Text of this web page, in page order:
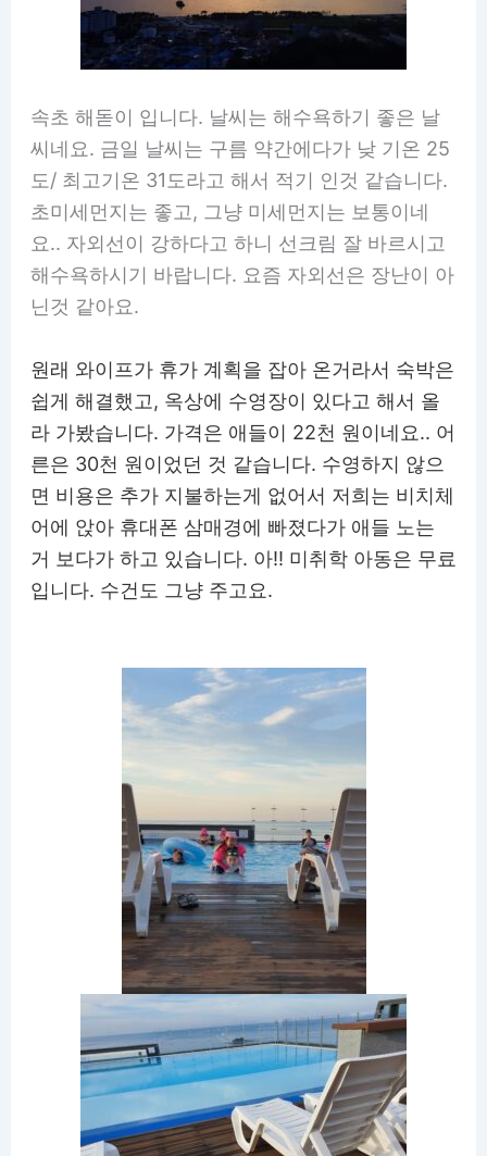
속초 해돋이 입니다. 날씨는 해수욕하기 좋은 날
씨네요. 금일 날씨는 구름 약간에다가 낮 기온 25
도/ 최고기온 31도라고 해서 적기 인것 같습니다.
초미세먼지는 좋고, 그냥 미세먼지는 보통이네
요.. 자외선이 강하다고 하니 선크림 잘 바르시고
해수욕하시기 바랍니다. 요즘 자외선은 장난이 아
닌것 같아요.
원래 와이프가 휴가 계획을 잡아 온거라서 숙박은
쉽게 해결했고, 옥상에 수영장이 있다고 해서 올
라 가봤습니다. 가격은 애들이 22천 원이네요.. 어
른은 30천 원이었던 것 같습니다. 수영하지 않으
면 비용은 추가 지불하는게 없어서 저희는 비치체
어에 앉아 휴대폰 삼매경에 빠졌다가 애들 노는
거 보다가 하고 있습니다. 아!! 미취학 아동은 무료
입니다. 수건도 그냥 주고요.